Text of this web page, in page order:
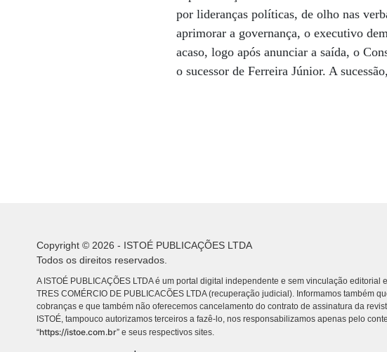
por lideranças políticas, de olho nas
aprimorar a governança, o executivo
acaso, logo após anunciar a saída, o
o sucessor de Ferreira Júnior. A
Copyright © 2026 - ISTOÉ PUBLICAÇÕES LTDA
Todos os direitos reservados.
A ISTOÉ PUBLICAÇÕES LTDA é um portal digital independente e sem vinculação editorial
TRES COMÉRCIO DE PUBLICACÕES LTDA (recuperação judicial). Informamos também
cobranças e que também não oferecemos cancelamento do contrato de assinatura da
ISTOÉ, tampouco autorizamos terceiros a fazê-lo, nos responsabilizamos apenas pelo
“https://istoe.com.br” e seus respectivos sites.